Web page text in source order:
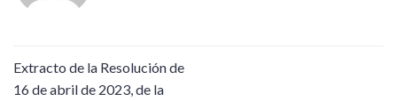
Extracto de la Resolución de
16 de abril de 2023, de la